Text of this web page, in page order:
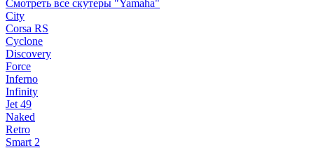
Смотреть все скутеры "Yamaha"
City
Corsa RS
Cyclone
Discovery
Force
Inferno
Infinity
Jet 49
Naked
Retro
Smart 2